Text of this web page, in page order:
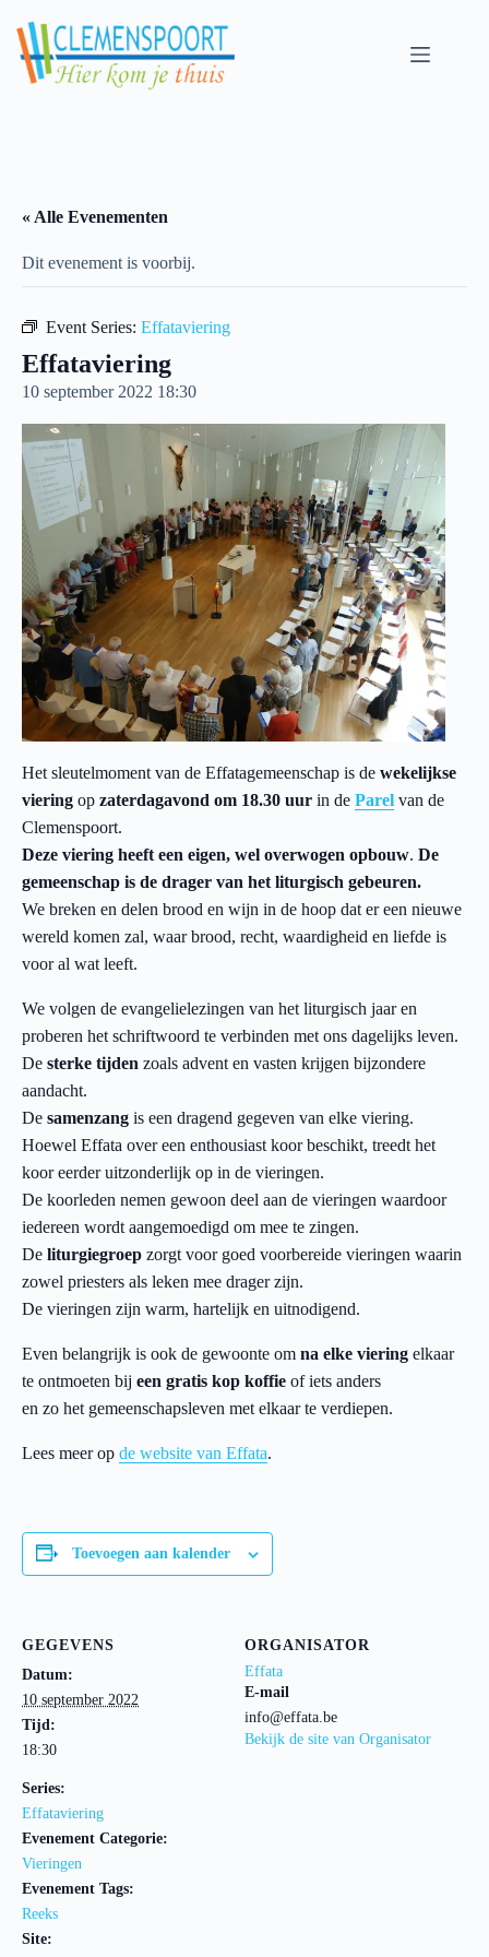
content
« Alle Evenementen
Dit evenement is voorbij.
Event Series: Effataviering
Effataviering
10 september 2022 18:30
Het sleutelmoment van de Effatagemeenschap is de wekelijkse
viering op zaterdagavond om 18.30 uur in de Parel van de
Clemenspoort.
Deze viering heeft een eigen, wel overwogen opbouw. De
gemeenschap is de drager van het liturgisch gebeuren.
We breken en delen brood en wijn in de hoop dat er een nieuwe
wereld komen zal, waar brood, recht, waardigheid en liefde is
voor al wat leeft.
We volgen de evangelielezingen van het liturgisch jaar en
proberen het schriftwoord te verbinden met ons dagelijks leven.
De sterke tijden zoals advent en vasten krijgen bijzondere
aandacht.
De samenzang is een dragend gegeven van elke viering.
Hoewel Effata over een enthousiast koor beschikt, treedt het
koor eerder uitzonderlijk op in de vieringen.
De koorleden nemen gewoon deel aan de vieringen waardoor
iedereen wordt aangemoedigd om mee te zingen.
De liturgiegroep zorgt voor goed voorbereide vieringen waarin
zowel priesters als leken mee drager zijn.
De vieringen zijn warm, hartelijk en uitnodigend.
Even belangrijk is ook de gewoonte om na elke viering elkaar
te ontmoeten bij een gratis kop koffie of iets anders
en zo het gemeenschapsleven met elkaar te verdiepen.
Lees meer op de website van Effata.
Toevoegen aan kalender
GEGEVENS
Datum:
10 september 2022
Tijd:
18:30
Series:
Effataviering
Evenement Categorie:
Vieringen
Evenement Tags:
Reeks
Site:
ORGANISATOR
Effata
E-mail
info@effata.be
Bekijk de site van Organisator